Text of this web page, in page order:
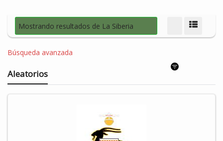
Mostrando resultados de La Siberia
Búsqueda avanzada
Aleatorios